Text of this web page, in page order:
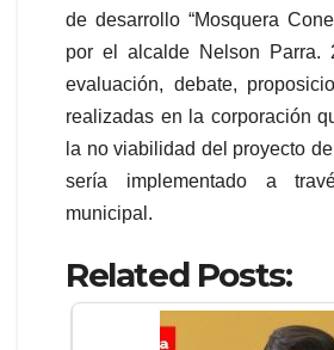
de desarrollo “Mosquera
por el alcalde Nelson Parra.
evaluación, debate,
realizadas en la corporación
la no viabilidad del proyecto
sería implementado a
municipal.
Related Posts: